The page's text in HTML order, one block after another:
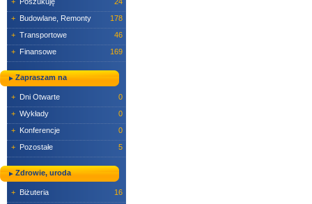
+ Budowlane, Remonty
178
+ Transportowe
46
+ Finansowe 169
Zapraszam na
+ Dni Otwarte
0
+ Wykłady
0
+ Konferencje
0
+ Pozostałe 5
Zdrowie, uroda
+ Biżuteria
16